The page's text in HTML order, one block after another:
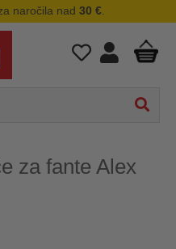
naročila nad 30 €
za fante Alex